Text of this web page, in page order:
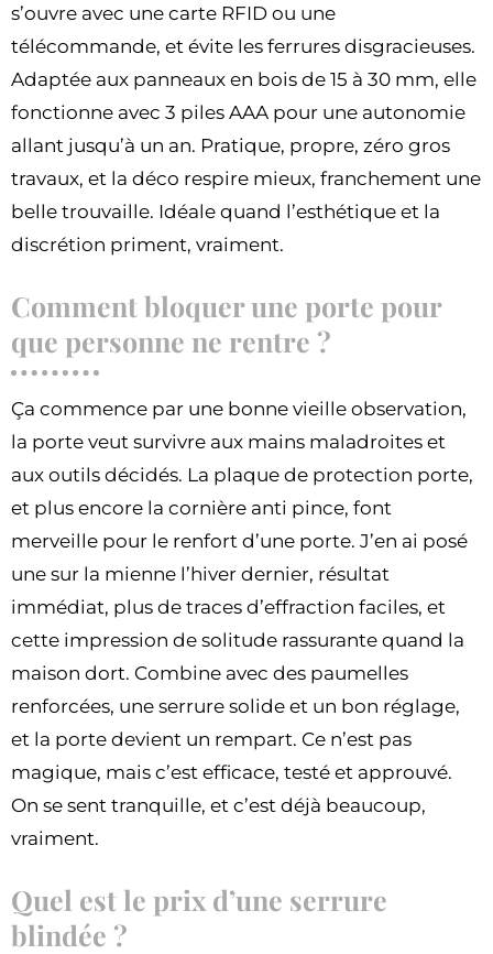
s’ouvre avec une carte RFID ou une
télécommande, et évite les ferrures disgracieuses.
Adaptée aux panneaux en bois de 15 à 30 mm, elle
fonctionne avec 3 piles AAA pour une autonomie
allant jusqu’à un an. Pratique, propre, zéro gros
travaux, et la déco respire mieux, franchement une
belle trouvaille. Idéale quand l’esthétique et la
discrétion priment, vraiment.
Comment bloquer une porte pour
que personne ne rentre ?
Ça commence par une bonne vieille observation,
la porte veut survivre aux mains maladroites et
aux outils décidés. La plaque de protection porte,
et plus encore la cornière anti pince, font
merveille pour le renfort d’une porte. J’en ai posé
une sur la mienne l’hiver dernier, résultat
immédiat, plus de traces d’effraction faciles, et
cette impression de solitude rassurante quand la
maison dort. Combine avec des paumelles
renforcées, une serrure solide et un bon réglage,
et la porte devient un rempart. Ce n’est pas
magique, mais c’est efficace, testé et approuvé.
On se sent tranquille, et c’est déjà beaucoup,
vraiment.
Quel est le prix d’une serrure
blindée ?